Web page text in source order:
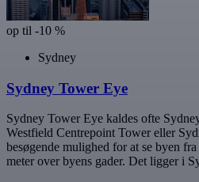
op til -10 %
Sydney
Sydney Tower Eye
Sydney Tower Eye kaldes ofte
Westfield Centrepoint Tower eller
besøgende mulighed for at se byen
meter over byens gader. Det ligger i